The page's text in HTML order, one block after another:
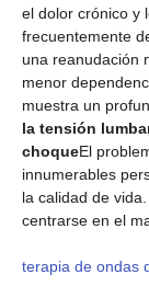
el dolor crónico y
frecuentemente
una reanudación
menor
muestra un
la tensión
choqueEl
innumerables
la calidad de
centrarse en el
terapia de ondas